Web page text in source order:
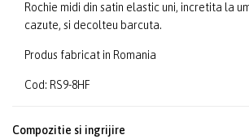
Rochie midi din satin elastic uni, incretita la
cazute, si decolteu barcuta.
Produs fabricat in Romania
Cod: RS9-8HF
Compozitie si ingrijire